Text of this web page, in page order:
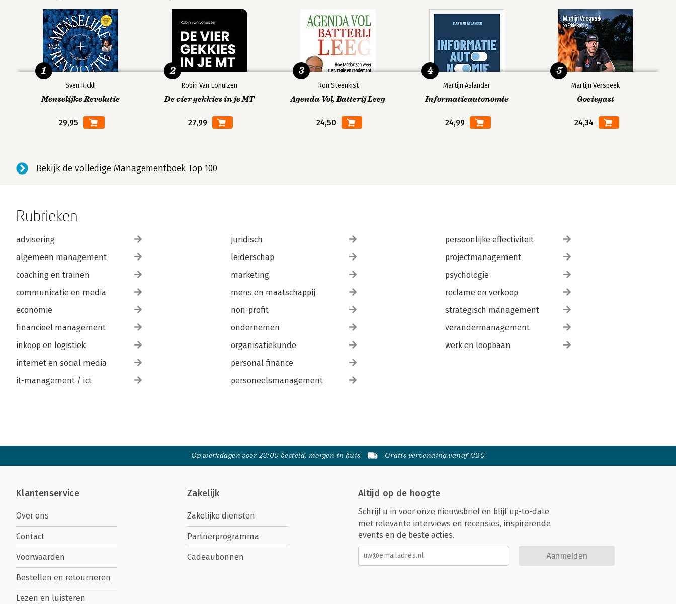
Sven Rickli
Menselijke Revolutie
29,95
1
Robin Van Lohuizen
De vier gekkies in je MT
27,99
2
Ron Steenkist
Agenda Vol, Batterij Leeg
24,50
3
Martijn Aslander
Informatieautonomie
24,99
4
Martijn Verspeek
Goeiegast
24,34
5
Bekijk de volledige Managementboek Top 100
Rubrieken
advisering
algemeen management
coaching en trainen
communicatie en media
economie
financieel management
inkoop en logistiek
internet en social media
it-management / ict
juridisch
leiderschap
marketing
mens en maatschappij
non-profit
ondernemen
organisatiekunde
personal finance
personeelsmanagement
persoonlijke effectiviteit
projectmanagement
psychologie
reclame en verkoop
strategisch management
verandermanagement
werk en loopbaan
Op werkdagen voor 23:00 besteld, morgen in huis Gratis verzending vanaf €20
Klantenservice
Over ons
Contact
Voorwaarden
Bestellen en retourneren
Lezen en luisteren
Zakelijk
Zakelijke diensten
Partnerprogramma
Cadeaubonnen
Altijd op de hoogte
Schrijf u in voor onze nieuwsbrief en blijf up-to-date
met relevante interviews en recensies, inspirerende
events en de beste acties.
Aanmelden